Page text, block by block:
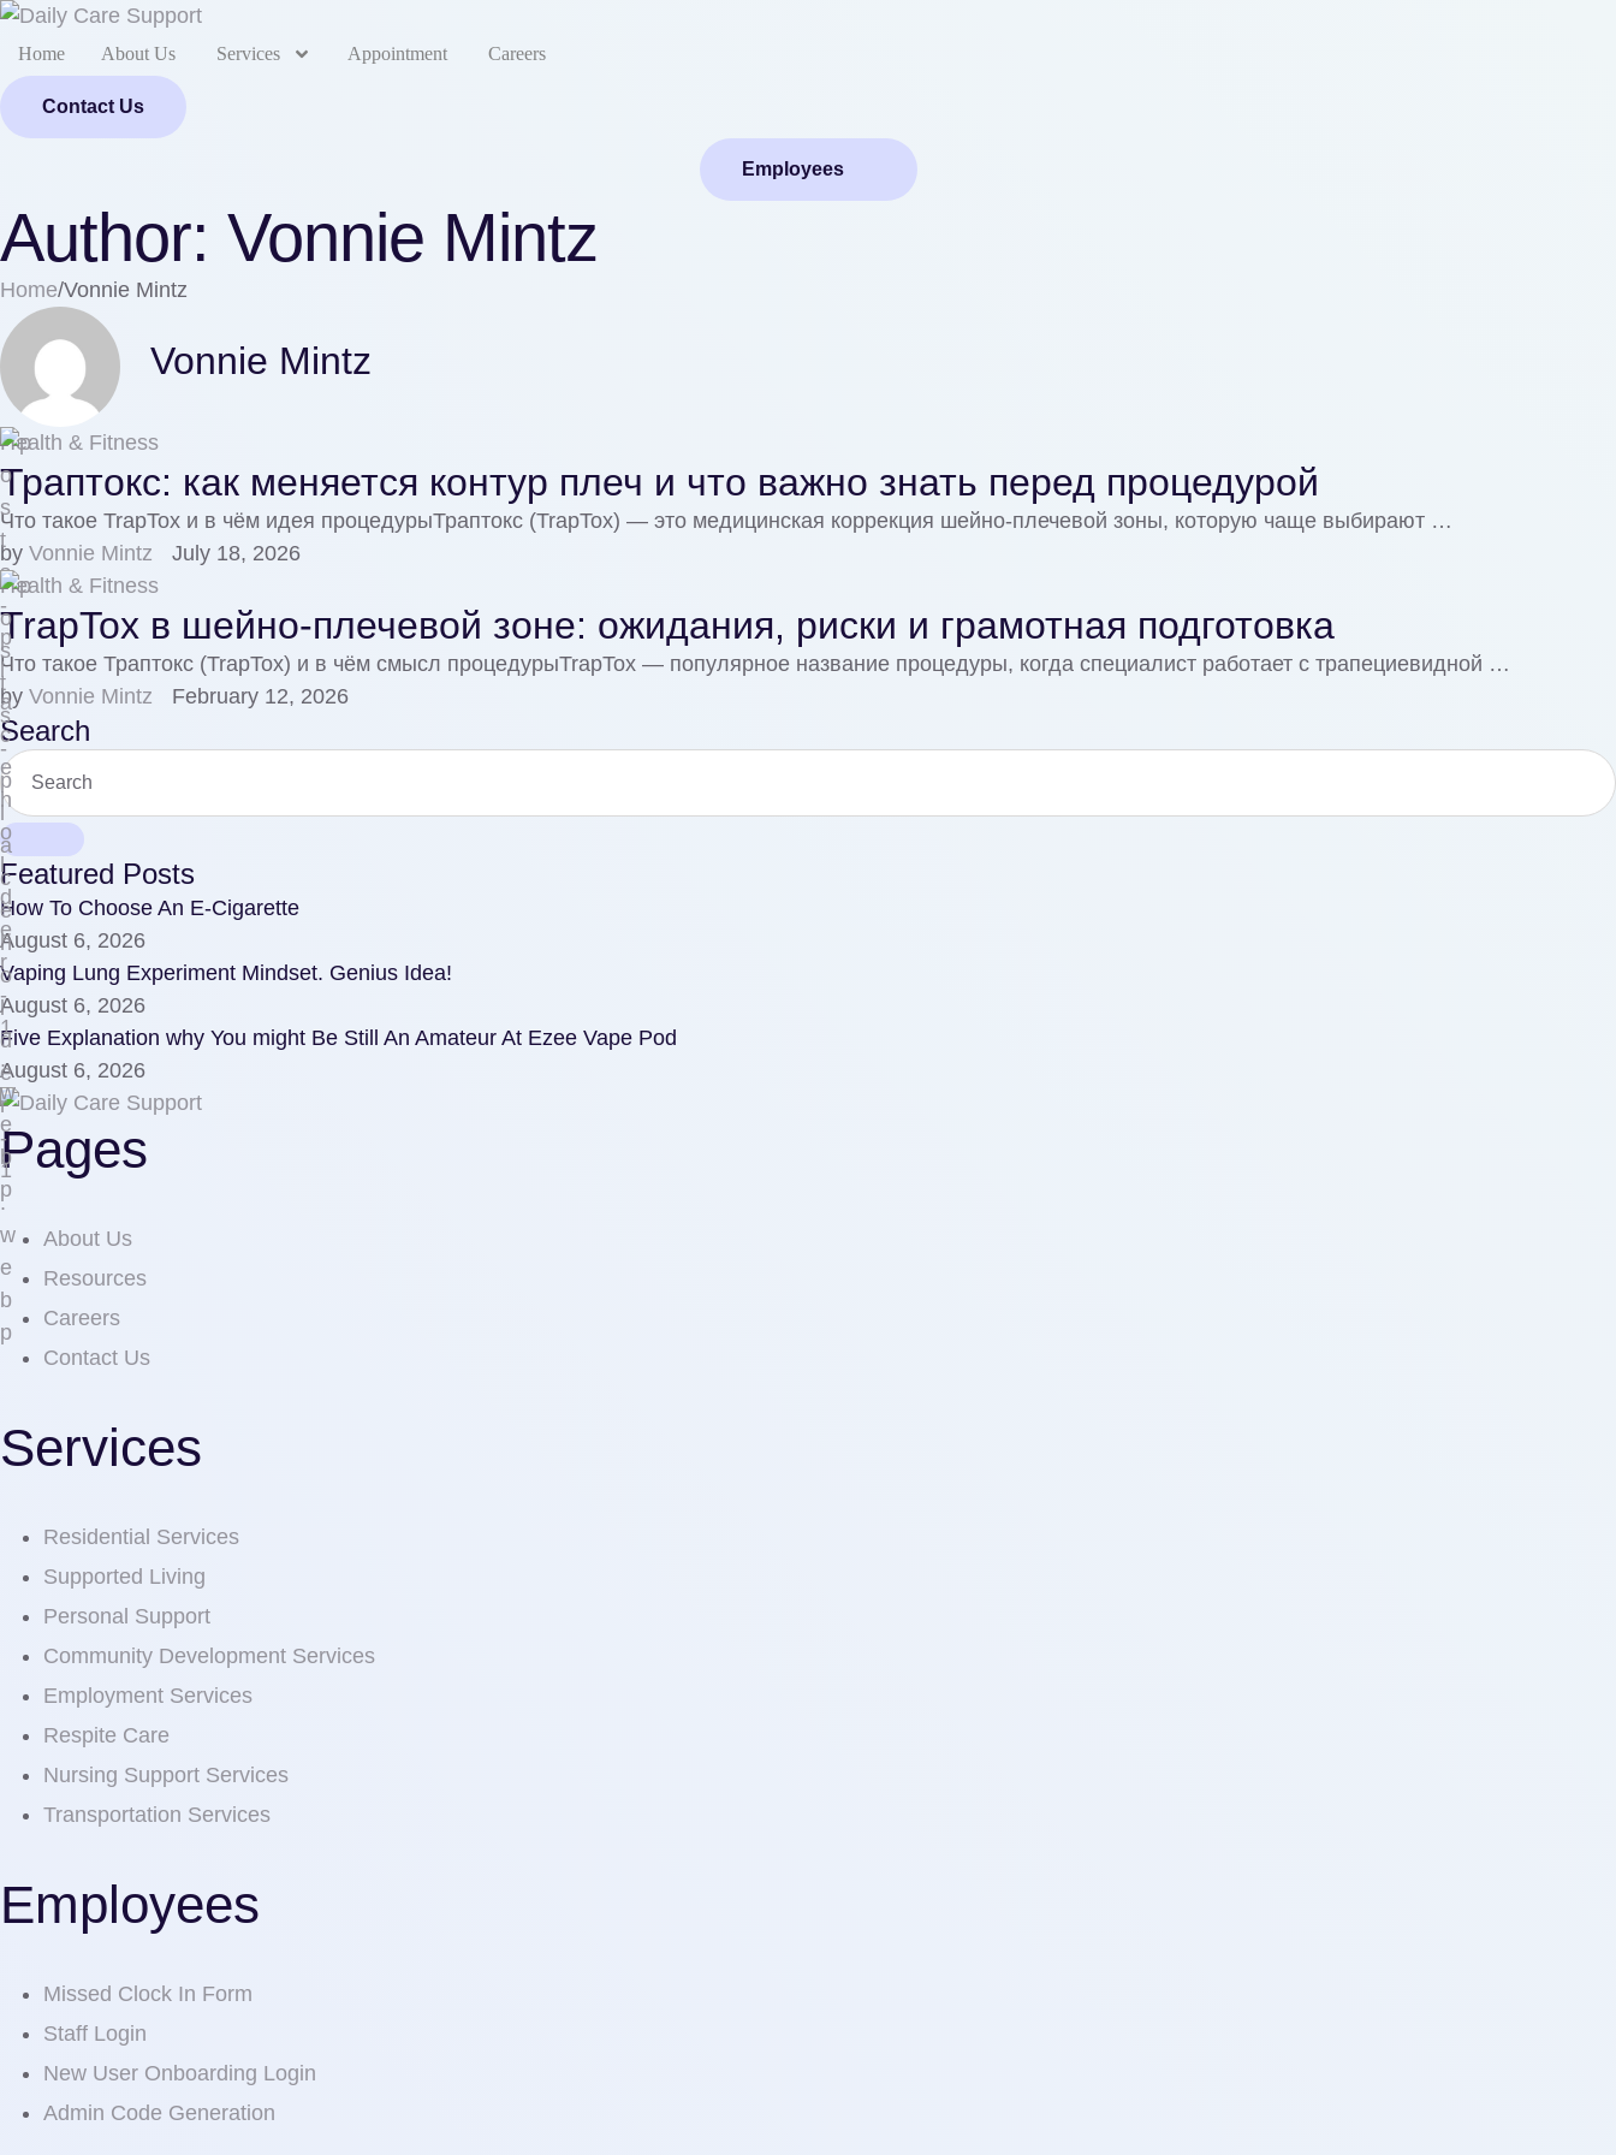
Home About Us Services Appointment Careers
Contact Us
Employees
Author: Vonnie Mintz
Home/Vonnie Mintz
Vonnie Mintz
Health & Fitness
Траптокс: как меняется контур плеч и что важно знать перед процедурой
Что такое TrapTox и в чём идея процедурыТраптокс (TrapTox) — это медицинская коррекция шейно‑плечевой зоны, которую чаще выбирают …
by Vonnie Mintz
July 18, 2026
Health & Fitness
TrapTox в шейно‑плечевой зоне: ожидания, риски и грамотная подготовка
Что такое Траптокс (TrapTox) и в чём смысл процедурыTrapTox — популярное название процедуры, когда специалист работает с трапециевидной …
by Vonnie Mintz February 12, 2026
Search
Featured Posts
How To Choose An E-Cigarette
August 6, 2026
Vaping Lung Experiment Mindset. Genius Idea!
August 6, 2026
Five Explanation why You might Be Still An Amateur At Ezee Vape Pod
August 6, 2026
Pages
About Us
Resources
Careers
Contact Us
Services
Residential Services
Supported Living
Personal Support
Community Development Services
Employment Services
Respite Care
Nursing Support Services
Transportation Services
Employees
Missed Clock In Form
Staff Login
New User Onboarding Login
Admin Code Generation